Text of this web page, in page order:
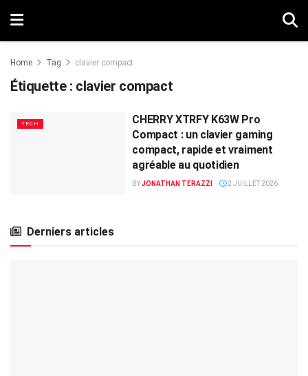
Home Tag clavier compact
Étiquette : clavier compact
TECH
CHERRY XTRFY K63W Pro
Compact : un clavier gaming
compact, rapide et vraiment
agréable au quotidien
BYJONATHAN TERAZZI 2 JUILLET 2026
Derniers articles